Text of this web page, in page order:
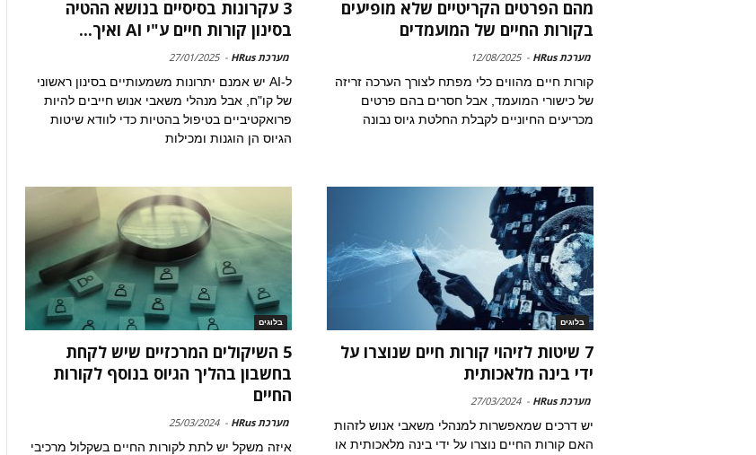
מהם הפרטים הקריטיים שלא מופיעים
בקורות החיים של המועמדים
מערכת HRus -
12/08/2025
קורות חיים מהווים כלי מפתח לצורך הערכה זריזה
של כישורי המועמד, אבל חסרים בהם פרטים
מכריעים החיוניים לקבלת החלטת גיוס נבונה
3 עקרונות בסיסיים בנושא ההטיה
בסינון קורות חיים ע"י AI ואיך...
מערכת HRus -
27/01/2025
ל-AI יש אמנם יתרונות משמעותיים בסינון ראשוני
של קו"ח, אבל מנהלי משאבי אנוש חייבים להיות
פרואקטיביים בטיפול בהטיות כדי לוודא שיטות
הגיוס הן הוגנות ומכילות
בלוגים
7 שיטות לזיהוי קורות חיים שנוצרו על
ידי בינה מלאכותית
מערכת HRus -
27/03/2024
יש דרכים שמאפשרות למנהלי משאבי אנוש לזהות
האם קורות החיים נוצרו על ידי בינה מלאכותית או
בלוגים
5 השיקולים המרכזיים שיש לקחת
בחשבון בהליך הגיוס בנוסף לקורות
החיים
מערכת HRus -
25/03/2024
איזה משקל יש לתת לקורות החיים בשקלול מרכיבי